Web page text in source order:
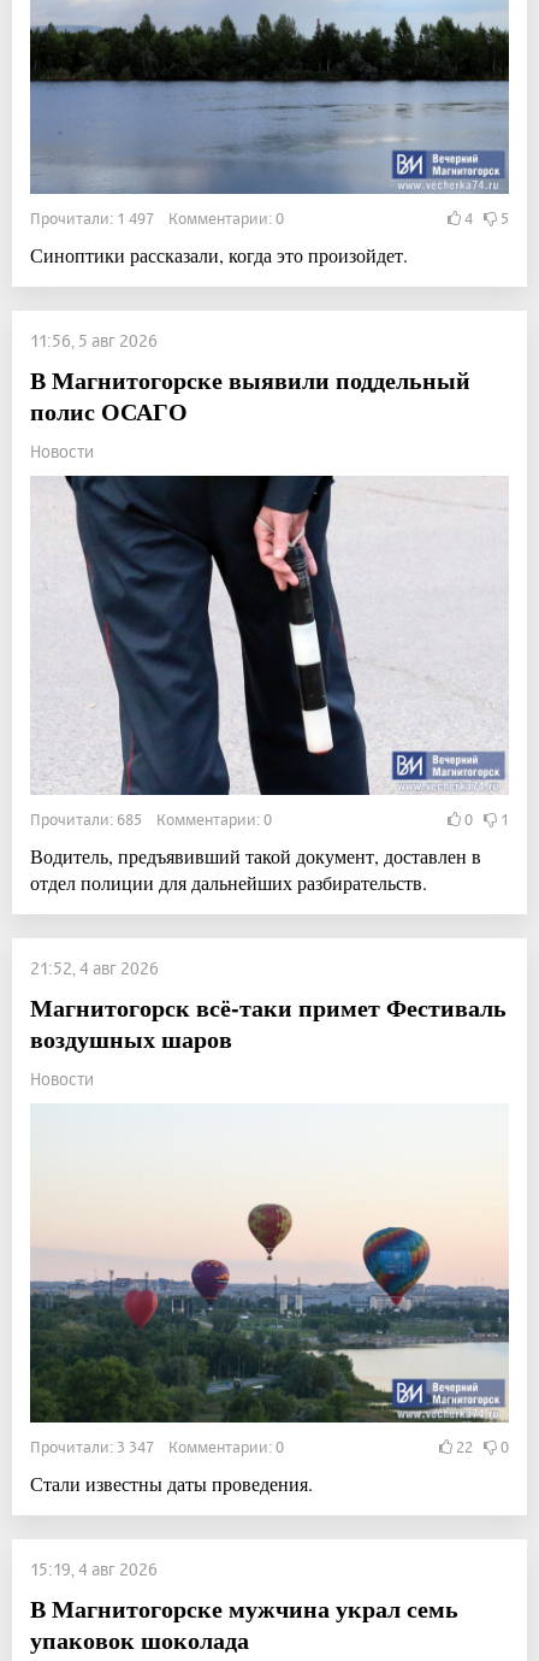
Прочитали: 1 497 Комментарии: 0 4 5
Синоптики рассказали, когда это произойдет.
11:56, 5 авг 2026
В Магнитогорске выявили поддельный
полис ОСАГО
Новости
Прочитали: 685 Комментарии: 0 0 1
Водитель, предъявивший такой документ, доставлен в
отдел полиции для дальнейших разбирательств.
21:52, 4 авг 2026
Магнитогорск всё-таки примет Фестиваль
воздушных шаров
Новости
Прочитали: 3 347 Комментарии: 0 22 0
Стали известны даты проведения.
15:19, 4 авг 2026
В Магнитогорске мужчина украл семь
упаковок шоколада